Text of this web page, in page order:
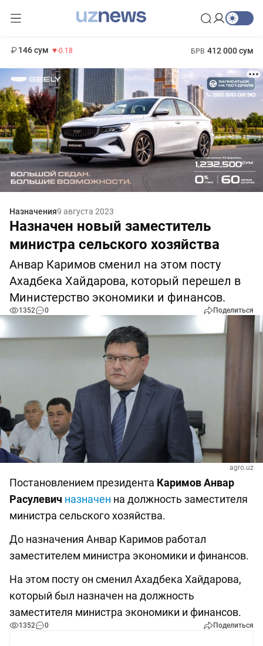
146 сум -0.18 БРВ 412 000 сум
Назначения9 августа 2023
Назначен новый заместитель
министра сельского хозяйства
Анвар Каримов сменил на этом посту
Ахадбека Хайдарова, который перешел в
Министерство экономики и финансов.
1352 0 Поделиться
agro.uz
Постановлением президента Каримов Анвар
Расулевич назначен на должность заместителя
министра сельского хозяйства.
До назначения Анвар Каримов работал
заместителем министра экономики и финансов.
На этом посту он сменил Ахадбека Хайдарова,
который был назначен на должность
заместителя министра экономики и финансов.
1352 0 Поделиться